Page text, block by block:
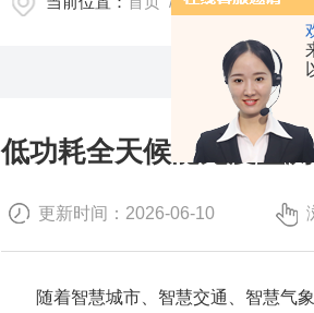
低功耗全天候能见度监
更新时间：2026-06-10
随着智慧城市、智慧交通、智慧气象